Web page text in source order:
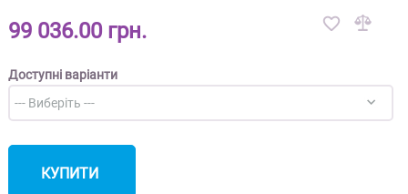
99 036.00 грн.
Доступні варіанти
КУПИТИ